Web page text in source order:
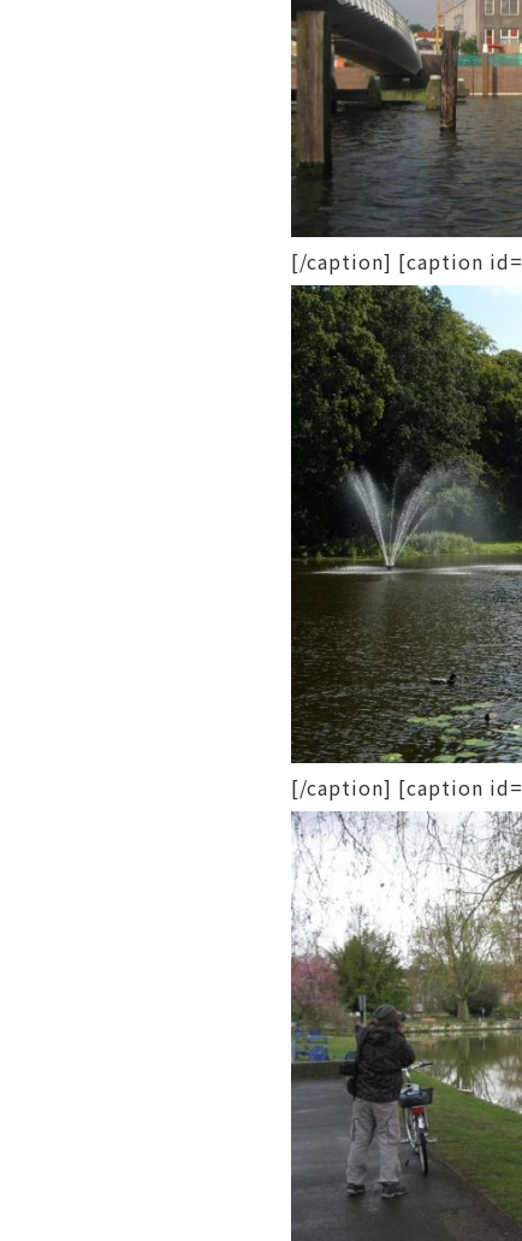
[/caption] [caption
[/caption] [caption